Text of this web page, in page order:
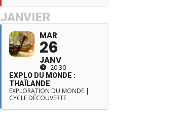
JANVIER
MAR
26
JANV
20:30
EXPLO DU MONDE :
THAÏLANDE
EXPLORATION DU MONDE |
CYCLE DÉCOUVERTE